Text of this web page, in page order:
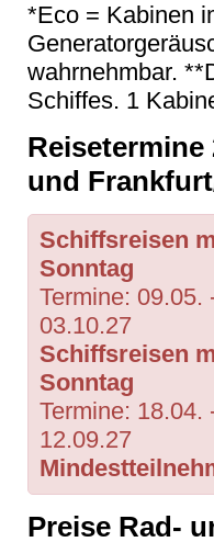
*Eco = Kabinen
Generatorger
wahrnehmbar.
Schiffes. 1
und
Schiffsreisen
Sonntag
Termine: 09.05.
03.10.27
Schiffsreisen
Sonntag
Termine: 18.04.
12.09.27
Preise Rad-